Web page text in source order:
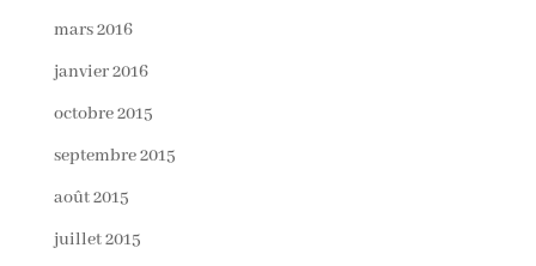
mars 2016
janvier 2016
octobre 2015
septembre 2015
août 2015
juillet 2015